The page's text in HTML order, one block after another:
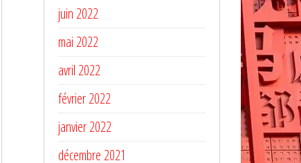
juin 2022
mai 2022
avril 2022
février 2022
janvier 2022
décembre 2021